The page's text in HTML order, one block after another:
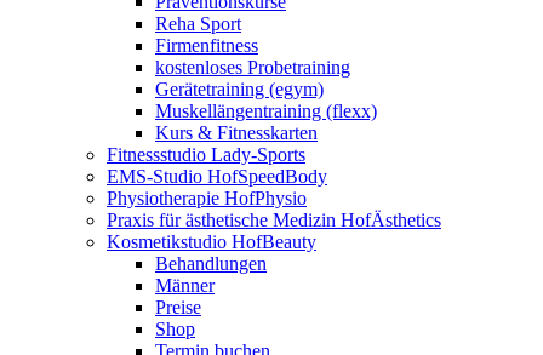
Reha Sport
Firmenfitness
kostenloses Probetraining
Gerätetraining (egym)
Muskellängentraining (flexx)
Kurs & Fitnesskarten
Fitnessstudio Lady-Sports
EMS-Studio HofSpeedBody
Physiotherapie HofPhysio
Praxis für ästhetische Medizin HofÄsthetics
Kosmetikstudio HofBeauty
Behandlungen
Männer
Preise
Shop
Termin buchen